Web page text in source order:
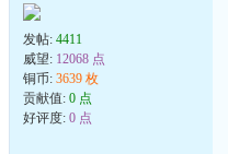
发帖: 4411
威望: 12068 点
铜币: 3639 枚
贡献值: 0 点
好评度: 0 点